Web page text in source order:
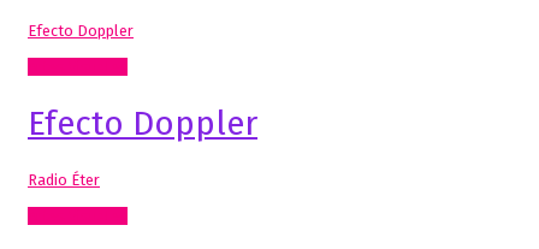
Efecto Doppler
Efecto Doppler
Radio Éter